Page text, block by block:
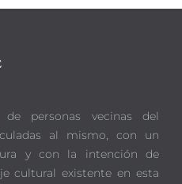
personas vecinas del
al mismo, con un
y con la intención de
cultural existente en esta